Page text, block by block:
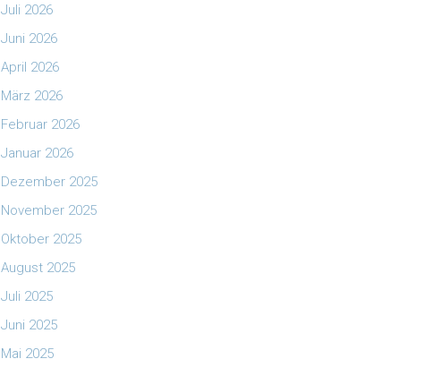
Juli 2026
Juni 2026
April 2026
März 2026
Februar 2026
Januar 2026
Dezember 2025
November 2025
Oktober 2025
August 2025
Juli 2025
Juni 2025
Mai 2025